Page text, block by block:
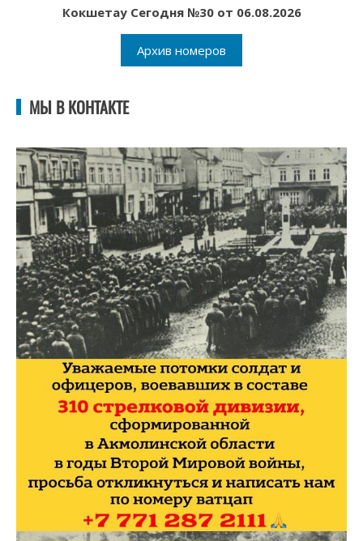
Кокшетау Сегодня №30 от 06.08.2026
Архив номеров
МЫ В КОНТАКТЕ